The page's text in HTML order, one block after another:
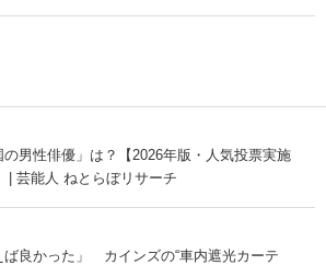
男性俳優」は？【2026年版・人気投票実施
| 芸能人 ねとらぼリサーチ
ば良かった」 カインズの“車内遮光カーテ